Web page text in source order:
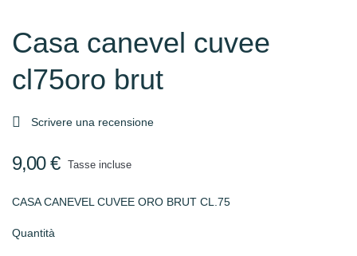
Casa canevel cuvee
cl75oro brut
 Scrivere una recensione
9,00 € Tasse incluse
CASA CANEVEL CUVEE ORO BRUT CL.75
Quantità